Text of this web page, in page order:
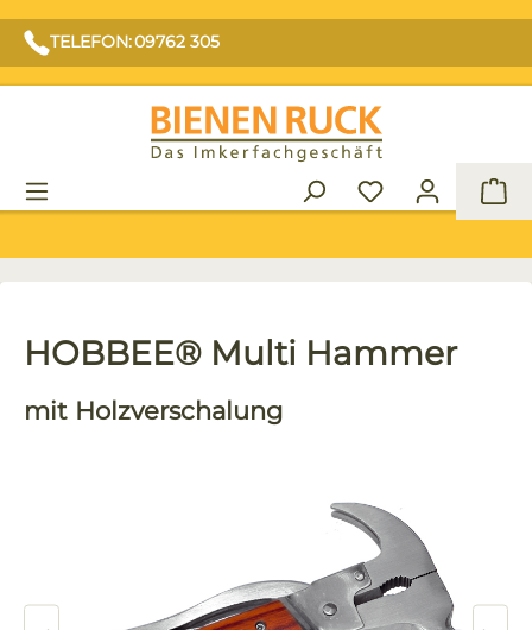
TELEFON: 09762 305
HOBBEE® Multi Hammer
mit Holzverschalung